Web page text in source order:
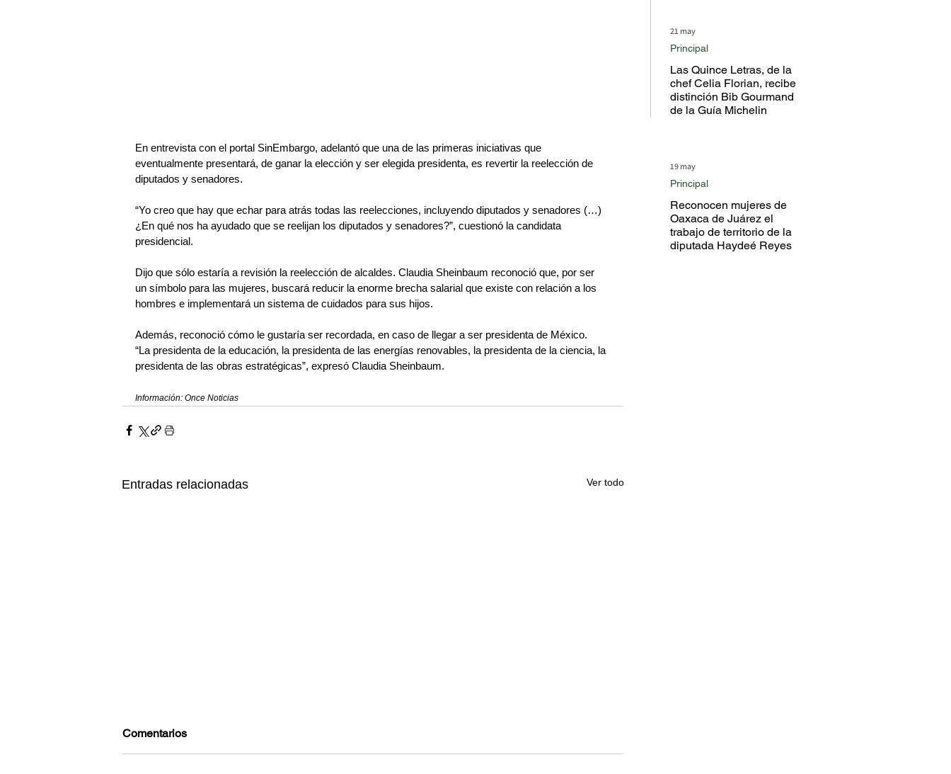
En entrevista con el portal SinEmbargo, adelantó que una de las primeras iniciativas que
eventualmente presentará, de ganar la elección y ser elegida presidenta, es revertir la reelección de
diputados y senadores.
“Yo creo que hay que echar para atrás todas las reelecciones, incluyendo diputados y senadores (…)
¿En qué nos ha ayudado que se reelijan los diputados y senadores?”, cuestionó la candidata
presidencial.
Dijo que sólo estaría a revisión la reelección de alcaldes. Claudia Sheinbaum reconoció que, por ser
un símbolo para las mujeres, buscará reducir la enorme brecha salarial que existe con relación a los
hombres e implementará un sistema de cuidados para sus hijos.
Además, reconoció cómo le gustaría ser recordada, en caso de llegar a ser presidenta de México.
“La presidenta de la educación, la presidenta de las energías renovables, la presidenta de la ciencia, la
presidenta de las obras estratégicas”, expresó Claudia Sheinbaum.
Información: Once Noticias
Entradas relacionadas Ver todo
Comentarios
Las Quince Letras, de la
chef Celia Florian, recibe
distinción Bib Gourmand
de la Guía Michelin
Principal
21 may
Reconocen mujeres de
Oaxaca de Juárez el
trabajo de territorio de la
diputada Haydeé Reyes
Principal
19 may